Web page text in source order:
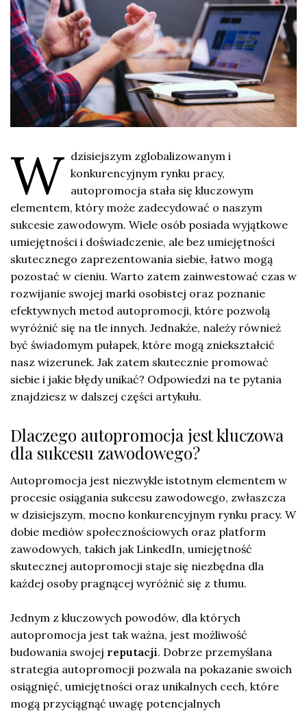
W dzisiejszym zglobalizowanym i
konkurencyjnym rynku pracy,
autopromocja stała się kluczowym
elementem, który może zadecydować o naszym
sukcesie zawodowym. Wiele osób posiada wyjątkowe
umiejętności i doświadczenie, ale bez umiejętności
skutecznego zaprezentowania siebie, łatwo mogą
pozostać w cieniu. Warto zatem zainwestować czas w
rozwijanie swojej marki osobistej oraz poznanie
efektywnych metod autopromocji, które pozwolą
wyróżnić się na tle innych. Jednakże, należy również
być świadomym pułapek, które mogą zniekształcić
nasz wizerunek. Jak zatem skutecznie promować
siebie i jakie błędy unikać? Odpowiedzi na te pytania
znajdziesz w dalszej części artykułu.
Dlaczego autopromocja jest kluczowa
dla sukcesu zawodowego?
Autopromocja jest niezwykle istotnym elementem w
procesie osiągania sukcesu zawodowego, zwłaszcza
w dzisiejszym, mocno konkurencyjnym rynku pracy. W
dobie mediów społecznościowych oraz platform
zawodowych, takich jak LinkedIn, umiejętność
skutecznej autopromocji staje się niezbędna dla
każdej osoby pragnącej wyróżnić się z tłumu.
Jednym z kluczowych powodów, dla których
autopromocja jest tak ważna, jest możliwość
budowania swojej reputacji. Dobrze przemyślana
strategia autopromocji pozwala na pokazanie swoich
osiągnięć, umiejętności oraz unikalnych cech, które
mogą przyciągnąć uwagę potencjalnych